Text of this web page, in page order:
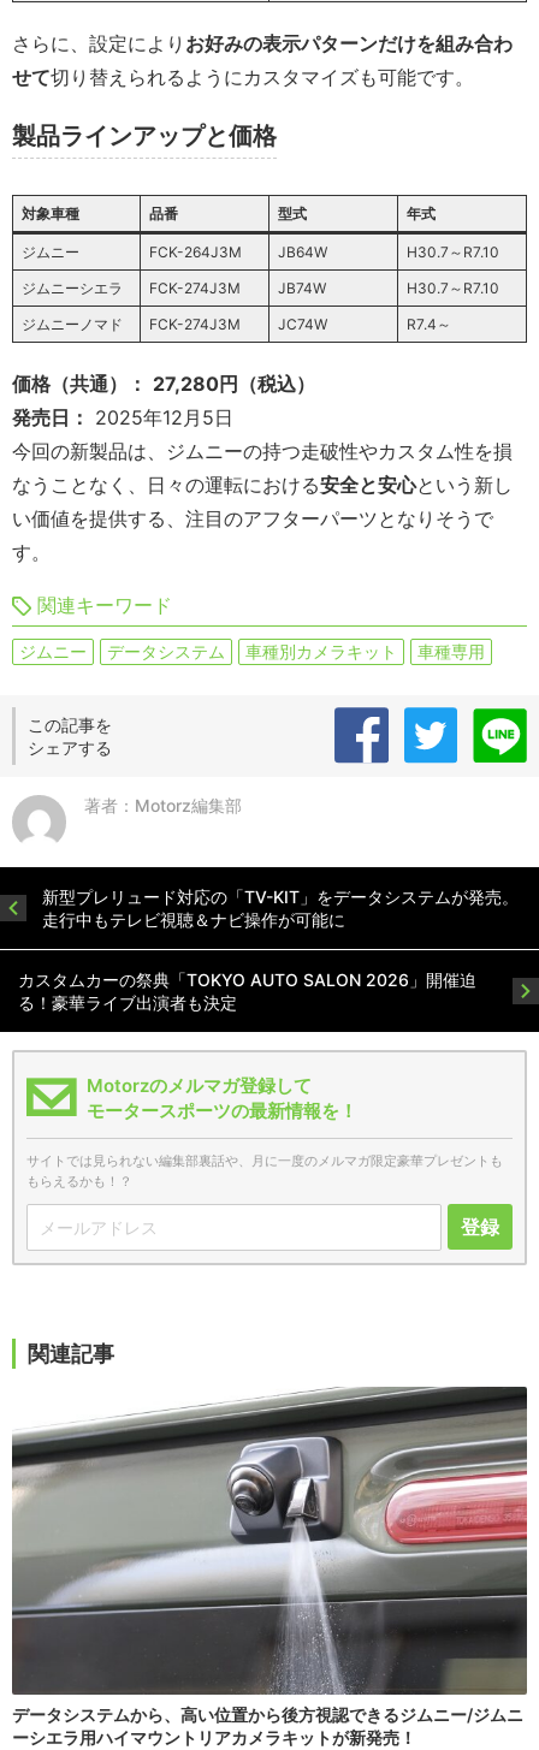
さらに、設定により お好みの表示パターンだけを組み合わ
せて切り替えられるようにカスタマイズも可能です。
製品ラインアップと価格
対象車種 品番 型式 年式
ジムニー FCK-264J3M JB64W
H30.7～R7.10
ジムニーシエラ
FCK-274J3M JB74W
H30.7～R7.10
ジムニーノマド
FCK-274J3M JC74W R7.4～
価格（共通）： 27,280円（税込）
発売日： 2025年12月5日
今回の新製品は、ジムニーの持つ走破性やカスタム性を損
なうことなく、日々の運転における安全と安心という新し
い価値を提供する、注目のアフターパーツとなりそうで
す。
関連キーワード
ジムニー データシステム 車種別カメラキット 車種専用
この記事を
シェアする
著者：Motorz編集部
新型プレリュード対応の「TV-KIT」をデータシステムが発売。
走行中もテレビ視聴＆ナビ操作が可能に
カスタムカーの祭典「TOKYO AUTO SALON 2026」開催迫
る！豪華ライブ出演者も決定
Motorzのメルマガ登録して
モータースポーツの最新情報を！
サイトでは見られない編集部裏話や、月に一度のメルマガ限定豪華プレゼントも
もらえるかも！？
登録
関連記事
データシステムから、高い位置から後方視認できるジムニー/ジムニ
ーシエラ用ハイマウントリアカメラキットが新発売！